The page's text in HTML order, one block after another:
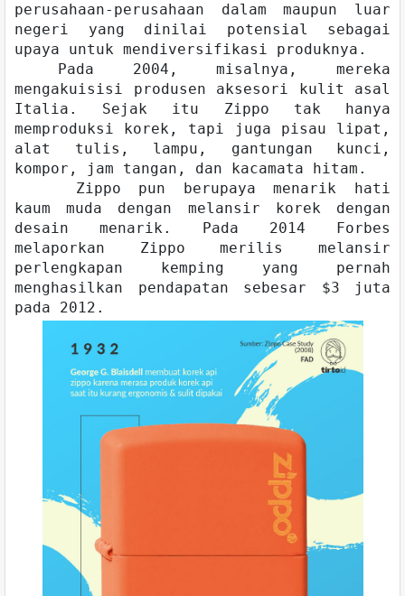
perusahaan-perusahaan dalam maupun luar
negeri yang dinilai potensial sebagai
upaya untuk mendiversifikasi produknya.
Pada 2004, misalnya, mereka
mengakuisisi produsen aksesori kulit asal
Italia. Sejak itu Zippo tak hanya
memproduksi korek, tapi juga pisau lipat,
alat tulis, lampu, gantungan kunci,
kompor, jam tangan, dan kacamata hitam.
Zippo pun berupaya menarik hati
kaum muda dengan melansir korek dengan
desain menarik. Pada 2014 Forbes
melaporkan Zippo merilis melansir
perlengkapan kemping yang pernah
menghasilkan pendapatan sebesar $3 juta
pada 2012.